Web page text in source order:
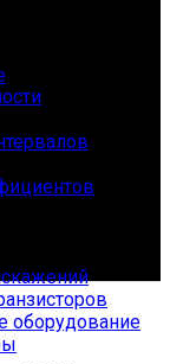
оборудование